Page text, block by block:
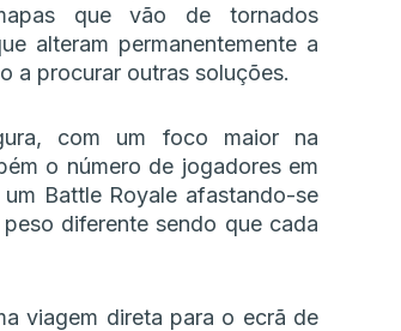
que vão de tornados
alteram permanentemente a
a procurar outras soluções.
com um foco maior na
o número de jogadores em
Battle Royale afastando-se
diferente sendo que cada
viagem direta para o ecrã de